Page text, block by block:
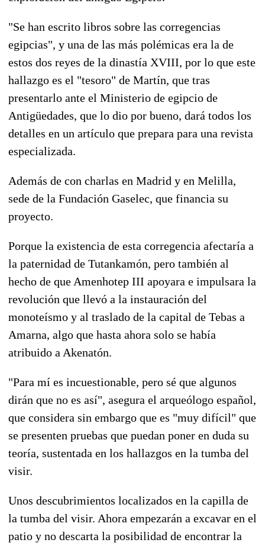
"Se han escrito libros sobre las corregencias
egipcias", y una de las más polémicas era la de
estos dos reyes de la dinastía XVIII, por lo que este
hallazgo es el "tesoro" de Martín, que tras
presentarlo ante el Ministerio de egipcio de
Antigüedades, que lo dio por bueno, dará todos los
detalles en un artículo que prepara para una revista
especializada.
Además de con charlas en Madrid y en Melilla,
sede de la Fundación Gaselec, que financia su
proyecto.
Porque la existencia de esta corregencia afectaría a
la paternidad de Tutankamón, pero también al
hecho de que Amenhotep III apoyara e impulsara la
revolución que llevó a la instauración del
monoteísmo y al traslado de la capital de Tebas a
Amarna, algo que hasta ahora solo se había
atribuido a Akenatón.
"Para mí es incuestionable, pero sé que algunos
dirán que no es así", asegura el arqueólogo español,
que considera sin embargo que es "muy difícil" que
se presenten pruebas que puedan poner en duda su
teoría, sustentada en los hallazgos en la tumba del
visir.
Unos descubrimientos localizados en la capilla de
la tumba del visir. Ahora empezarán a excavar en el
patio y no descarta la posibilidad de encontrar la